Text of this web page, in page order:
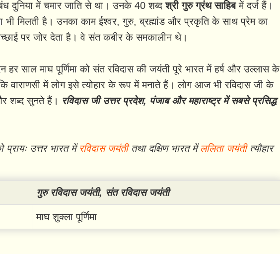
दुनिया में चमार जाति से था। उनके 40 शब्दश्री गुरु ग्रंथ साहिबमें दर्ज हैं।
भी मिलती है। उनका काम ईश्वर, गुरु, ब्रह्मांड और प्रकृति के साथ प्रेम का
पर जोर देता है। वे संत कबीर के समकालीन थे।
हर साल माघ पूर्णिमा को संत रविदास की जयंती पूरे भारत में हर्ष और उल्लास के
वाराणसी में लोग इसे त्योहार के रूप में मनाते हैं। लोग आज भी रविदास जी के
शब्द सुनते हैं। रविदास जी उत्तर प्रदेश, पंजाब और महाराष्ट्र में सबसे प्रसिद्ध
प्रायः उत्तर भारत मेंरविदास जयंतीतथा दक्षिण भारत मेंललिता जयंतीत्यौहार
गुरु रविदास जयंती, संत रविदास जयंती
माघ शुक्ला पूर्णिमा